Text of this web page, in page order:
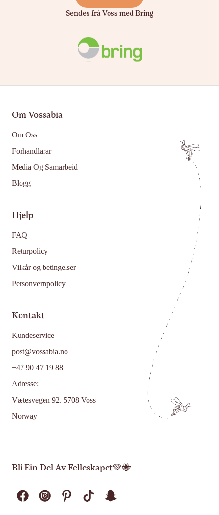
Sendes frå Voss med Bring
Om Vossabia
Om Oss
Forhandlarar
Media Og Samarbeid
Blogg
Hjelp
FAQ
Returpolicy
Vilkår og betingelser
Personvernpolicy
Kontakt
Kundeservice
post@vossabia.no
+47 90 47 19 88
Adresse:
Vætesvegen 92, 5708 Voss
Norway
Bli Ein Del Av Felleskapet💚🐝